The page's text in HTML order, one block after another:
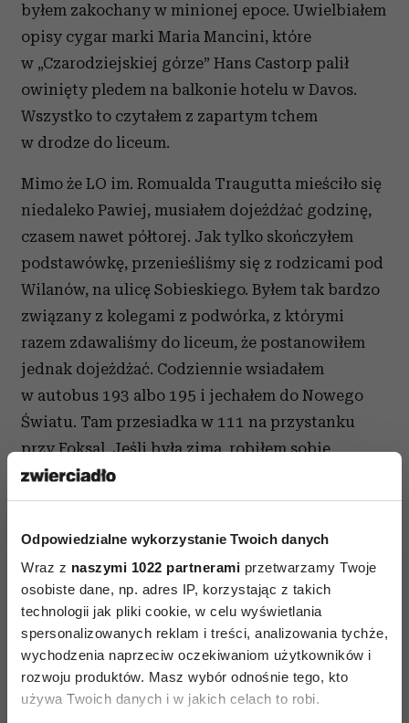
Odpowiedzialne wykorzystanie Twoich danych
Wraz z naszymi 1022 partnerami przetwarzamy Twoje
osobiste dane, np. adres IP, korzystając z takich
technologii jak pliki cookie, w celu wyświetlania
spersonalizowanych reklam i treści, analizowania tychże,
wychodzenia naprzeciw oczekiwaniom użytkowników i
rozwoju produktów. Masz wybór odnośnie tego, kto
używa Twoich danych i w jakich celach to robi.
byłem zakochany w minionej epoce. Uwielbiałem
opisy cygar marki Maria Mancini, które
w „Czarodziejskiej górze” Hans Castorp palił
owinięty pledem na balkonie hotelu w Davos.
Wszystko to czytałem z zapartym tchem
w drodze do liceum.
Mimo że LO im. Romualda Traugutta mieściło się
niedaleko Pawiej, musiałem dojeżdżać godzinę,
czasem nawet półtorej. Jak tylko skończyłem
podstawówkę, przenieśliśmy się z rodzicami pod
Wilanów, na ulicę Sobieskiego. Byłem tak bardzo
związany z kolegami z podwórka, z którymi
razem zdawaliśmy do liceum, że postanowiłem
jednak dojeżdżać. Codziennie wsiadałem
w autobus 193 albo 195 i jechałem do Nowego
Światu. Tam przesiadka w 111 na przystanku
przy Foksal. Jeśli była zima, robiłem sobie
przerwę na herbatę w kawiarni, żeby się
rozgrzać. Patrzyłem przez szybę, czy nie
podobne odczucie mam w samolocie. Zawieszony
w czasie, nikt nie zadzwoni, nie zaczepi. Jest
książka, w takiej ciszy można usłyszeć samego
siebie.
Pracownia w Pałacu Młodzieży